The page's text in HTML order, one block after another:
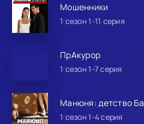
Мошенники
1 сезон 1-11 серия
ПрАкурор
1 сезон 1-7 серия
Манюня: детство Ба
1 сезон 1-4 серия